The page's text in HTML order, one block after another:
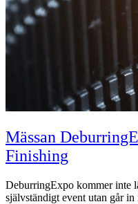
Mässan
Finishing
DeburringExpo kommer inte
självständigt event utan går